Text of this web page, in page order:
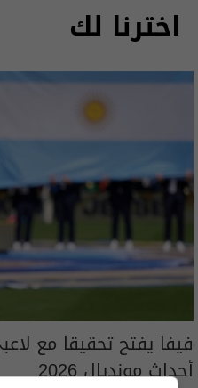
اخترنا لك
فيفا يفتح تحقيقا مع
أحداث مونديال 2026